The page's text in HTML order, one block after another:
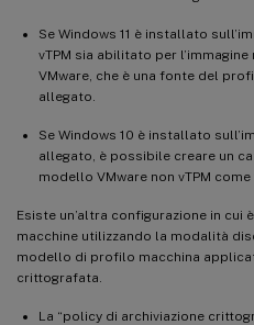
Se Windows 11 è installato
vTPM sia abilitato per
VMware, che è una fonte del
allegato.
Se Windows 10 è installato
allegato, è possibile creare un
modello VMware non vTPM
Esiste un’altra configurazione in
macchine utilizzando la modalità
modello di profilo macchina
crittografata.
La “policy di archiviazione